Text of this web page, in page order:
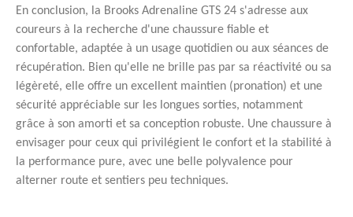
En conclusion, la Brooks Adrenaline GTS 24 s'adresse aux
coureurs à la recherche d'une chaussure fiable et
confortable, adaptée à un usage quotidien ou aux séances de
récupération. Bien qu'elle ne brille pas par sa réactivité ou sa
légèreté, elle offre un excellent maintien (pronation) et une
sécurité appréciable sur les longues sorties, notamment
grâce à son amorti et sa conception robuste. Une chaussure à
envisager pour ceux qui privilégient le confort et la stabilité à
la performance pure, avec une belle polyvalence pour
alterner route et sentiers peu techniques.